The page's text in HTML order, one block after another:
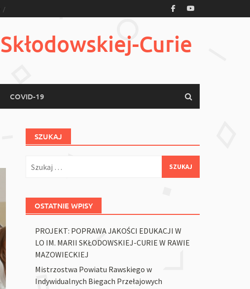
Curie
COVID-19
SZUKAJ
OSTATNIE WPISY
PROJEKT: POPRAWA JAKOŚCI EDUKACJI W
LO IM. MARII SKŁODOWSKIEJ-CURIE W RAWIE
MAZOWIECKIEJ
Mistrzostwa Powiatu Rawskiego w
Indywidualnych Biegach Przełajowych